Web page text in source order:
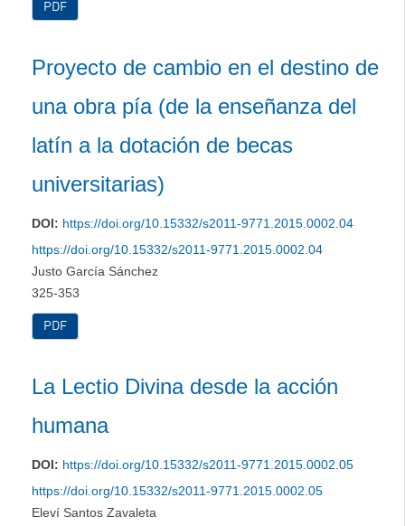
PDF
Proyecto de cambio en el destino de
una obra pía (de la enseñanza del
latín a la dotación de becas
universitarias)
DOI: https://doi.org/10.15332/s2011-9771.2015.0002.04
https://doi.org/10.15332/s2011-9771.2015.0002.04
Justo García Sánchez
325-353
PDF
La Lectio Divina desde la acción
humana
DOI: https://doi.org/10.15332/s2011-9771.2015.0002.05
https://doi.org/10.15332/s2011-9771.2015.0002.05
Eleví Santos Zavaleta